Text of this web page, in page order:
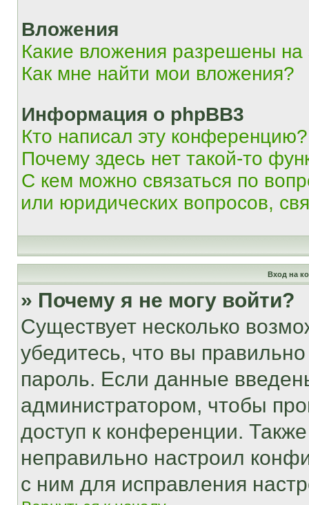
Вложения
Какие вложения разрешены
Как мне найти мои вложения?
Информация о phpBB3
Кто написал эту конференцию?
Почему здесь нет такой-то
С кем можно связаться по
или юридических вопросов,
Вход на
» Почему я не могу войти?
Существует несколько
убедитесь, что вы
пароль. Если данные
администратором, чтобы
доступ к конференции.
неправильно настроил
с ним для исправления